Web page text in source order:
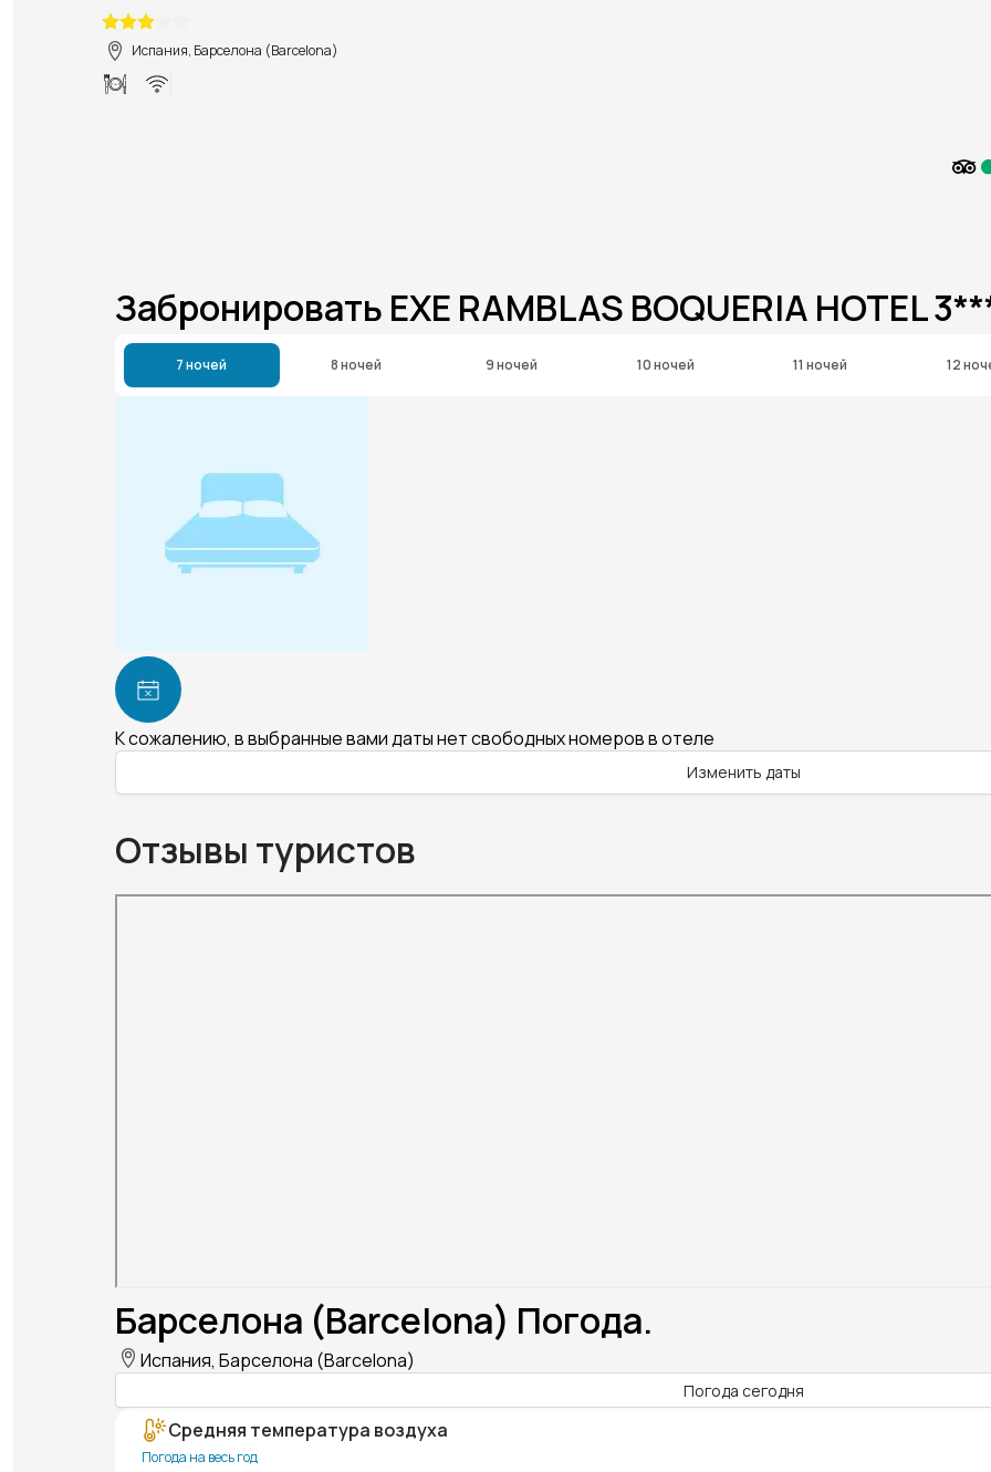
Испания, Барселона (Barcelona)
Забронировать EXE RAMBLAS BOQUERIA HOTEL
7 ночей 8 ночей 9 ночей 10 ночей 11 ночей 12
К сожалению, в выбранные вами даты нет свободных номеров в отеле
Изменить даты
Отзывы туристов
Барселона (Barcelona) Погода.
Испания, Барселона (Barcelona)
Погода сегодня
Средняя температура воздуха
Погода на весь год